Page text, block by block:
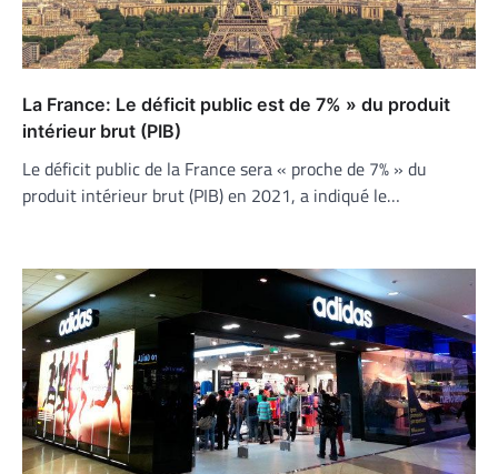
La France: Le déficit public est de 7% » du produit
intérieur brut (PIB)
Le déficit public de la France sera « proche de 7% » du
produit intérieur brut (PIB) en 2021, a indiqué le…